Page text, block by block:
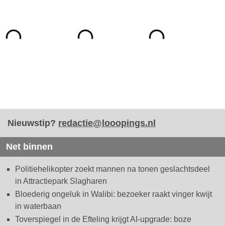
Nieuwstip? redactie@looopings.nl
Net binnen
Politiehelikopter zoekt mannen na tonen geslachtsdeel
in Attractiepark Slagharen
Bloederig ongeluk in Walibi: bezoeker raakt vinger kwijt
in waterbaan
Toverspiegel in de Efteling krijgt AI-upgrade: boze